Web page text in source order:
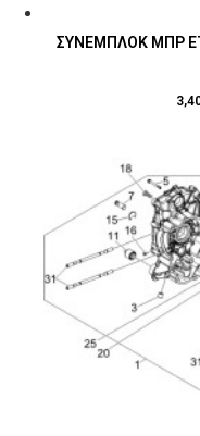
ΣΥΝΕΜΠΛΟΚ ΜΠΡ